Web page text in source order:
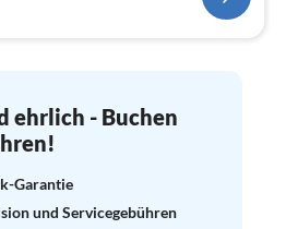
ehrlich - Buchen
Garantie
und Servicegebühren